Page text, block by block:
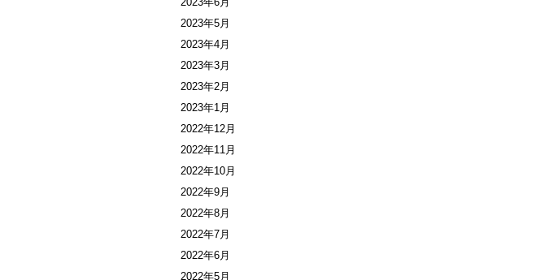
2023年5月
2023年4月
2023年3月
2023年2月
2023年1月
2022年12月
2022年11月
2022年10月
2022年9月
2022年8月
2022年7月
2022年6月
2022年5月